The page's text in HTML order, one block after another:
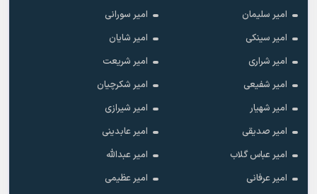
امیر سلیمان
امیر سورانی
امیر سینکی
امیر شایان
امیر شراری
امیر شریعت
امیر شفیعی
امیر شکرچیان
امیر شهیار
امیر شیرازی
امیر صدیقی
امیر عابدینی
امیر عباس گلاب
امیر عبدالله
امیر عرفانی
امیر عظیمی